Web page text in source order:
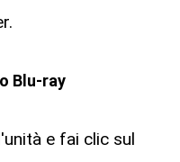
Blu-ray
e fai clic sul